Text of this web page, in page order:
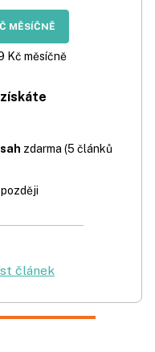
MĚSÍČNĚ
Kč měsíčně
zdarma (5 článků
článek